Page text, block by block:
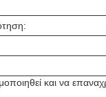
και να